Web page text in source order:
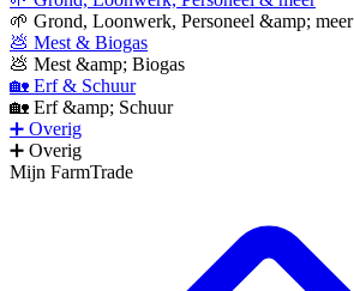
🌱 Grond, Loonwerk, Personeel &amp; meer
💩 Mest & Biogas
💩 Mest &amp; Biogas
🏡 Erf & Schuur
🏡 Erf &amp; Schuur
➕ Overig
➕ Overig
Mijn FarmTrade